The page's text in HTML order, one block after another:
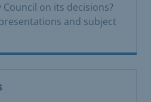
on its decisions?
and subject